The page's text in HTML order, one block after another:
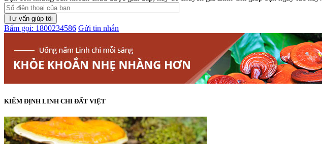
Bấm gọi: 1800234586 Gửi tin nhắn
KIỂM ĐỊNH LINH CHI ĐẤT VIỆT